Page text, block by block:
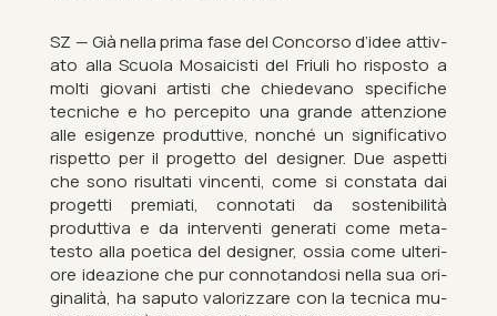
SZ — Già nella prima fase del Con­corso d’idee at­tiv­
ato alla Scuola Mo­sa­icisti del Fri­uli ho ris­posto a
molti giovani artisti che chie­devano spe­cifiche
tec­niche e ho per­cepito una grande at­ten­zione
alle esigenze produt­tive, nonché un sig­ni­fic­at­ivo
rispetto per il pro­getto del de­signer. Due as­petti
che sono ri­sultati vin­centi, come si con­stata dai
pro­getti premi­ati, con­not­ati da sos­ten­ib­ilità
produt­tiva e da in­ter­venti gener­ati come meta-
testo alla po­et­ica del de­signer, ossia come ul­teri­
ore ideaz­ione che pur con­not­an­dosi nella sua ori­
gin­alità, ha saputo val­oriz­zare con la tec­nica mu­